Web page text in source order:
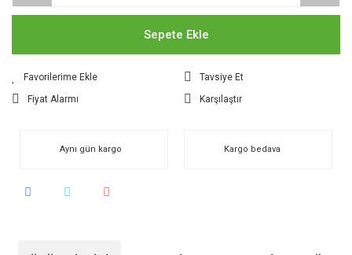
Sepete Ekle
Tavsiye Et
Fiyat Alarmı
Karşılaştır
Aynı gün kargo Kargo bedava